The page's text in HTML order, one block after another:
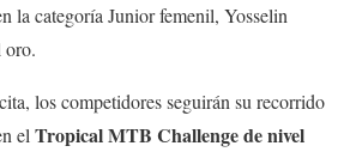
la categoría Junior femenil, Yosselin
oro.
los competidores seguirán su recorrido
el Tropical MTB Challenge de nivel